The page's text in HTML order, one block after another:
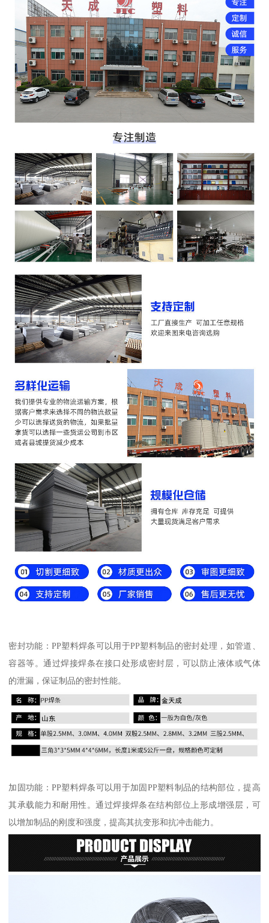
密封功能：PP塑料焊条可以用于PP塑料制品的密封处理，如管道、
容器等。通过焊接焊条在接口处形成密封层，可以防止液体或气体
的泄漏，保证制品的密封性能。
加固功能：PP塑料焊条可以用于加固PP塑料制品的结构部位，提高
其承载能力和耐用性。通过焊接焊条在结构部位上形成增强层，可
以增加制品的刚度和强度，提高其抗变形和抗冲击能力。